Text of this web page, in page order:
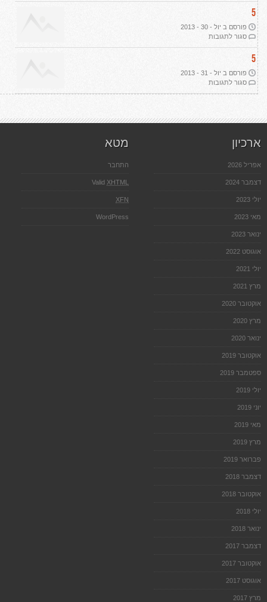
5
פורסם ב יול - 30 - 2013
סגור לתגובותעל
5
פורסם ב יול - 31 - 2013
סגור לתגובותעל
ארכיון
אפריל 2026
דצמבר 2024
יולי 2023
מאי 2023
ינואר 2023
אוגוסט 2022
יולי 2021
מרץ 2021
אוקטובר 2020
מרץ 2020
ינואר 2020
אוקטובר 2019
ספטמבר 2019
יולי 2019
יוני 2019
מאי 2019
מרץ 2019
פברואר 2019
דצמבר 2018
אוקטובר 2018
יולי 2018
ינואר 2018
דצמבר 2017
אוקטובר 2017
אוגוסט 2017
מרץ 2017
מטא
התחבר
Valid XHTML
XFN
WordPress